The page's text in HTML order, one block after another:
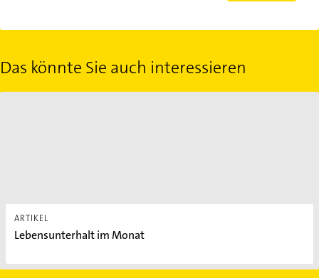
Das könnte Sie auch interessieren
ARTIKEL
Lebensunterhalt im Monat